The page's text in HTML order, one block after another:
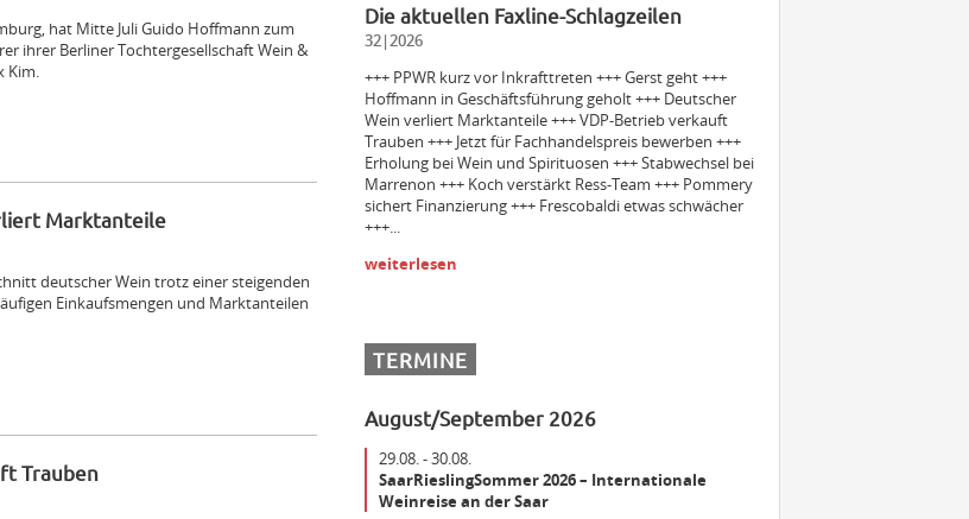
hat Mitte Juli Guido Hoffmann zum
ihrer Berliner Tochtergesellschaft Wein &
Kim.
Marktanteile
deutscher Wein trotz einer steigenden
Einkaufsmengen und Marktanteilen
Trauben
Außendienstmitarbeiter Bayern
Volontär (m/w/d)
Winzer m/w/d
Die aktuellen Faxline-Schlagzeilen
32|2026
+++ PPWR kurz vor Inkrafttreten +++ Gerst geht +++
Hoffmann in Geschäftsführung geholt +++ Deutscher
Wein verliert Marktanteile +++ VDP-Betrieb verkauft
Trauben +++ Jetzt für Fachhandelspreis bewerben +++
Erholung bei Wein und Spirituosen +++ Stabwechsel bei
Marrenon +++ Koch verstärkt Ress-Team +++ Pommery
sichert Finanzierung +++ Frescobaldi etwas schwächer
+++...
weiterlesen
TERMINE
August/September 2026
29.08. - 30.08.
SaarRieslingSommer 2026 – Internationale
Weinreise an der Saar